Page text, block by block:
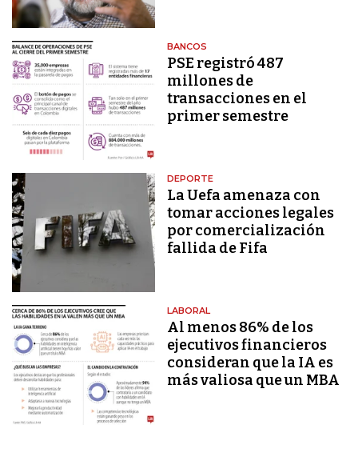
BANCOS
PSE registró 487
millones de
transacciones en el
primer semestre
DEPORTE
La Uefa amenaza con
tomar acciones legales
por comercialización
fallida de Fifa
LABORAL
Al menos 86% de los
ejecutivos financieros
consideran que la IA es
más valiosa que un MBA